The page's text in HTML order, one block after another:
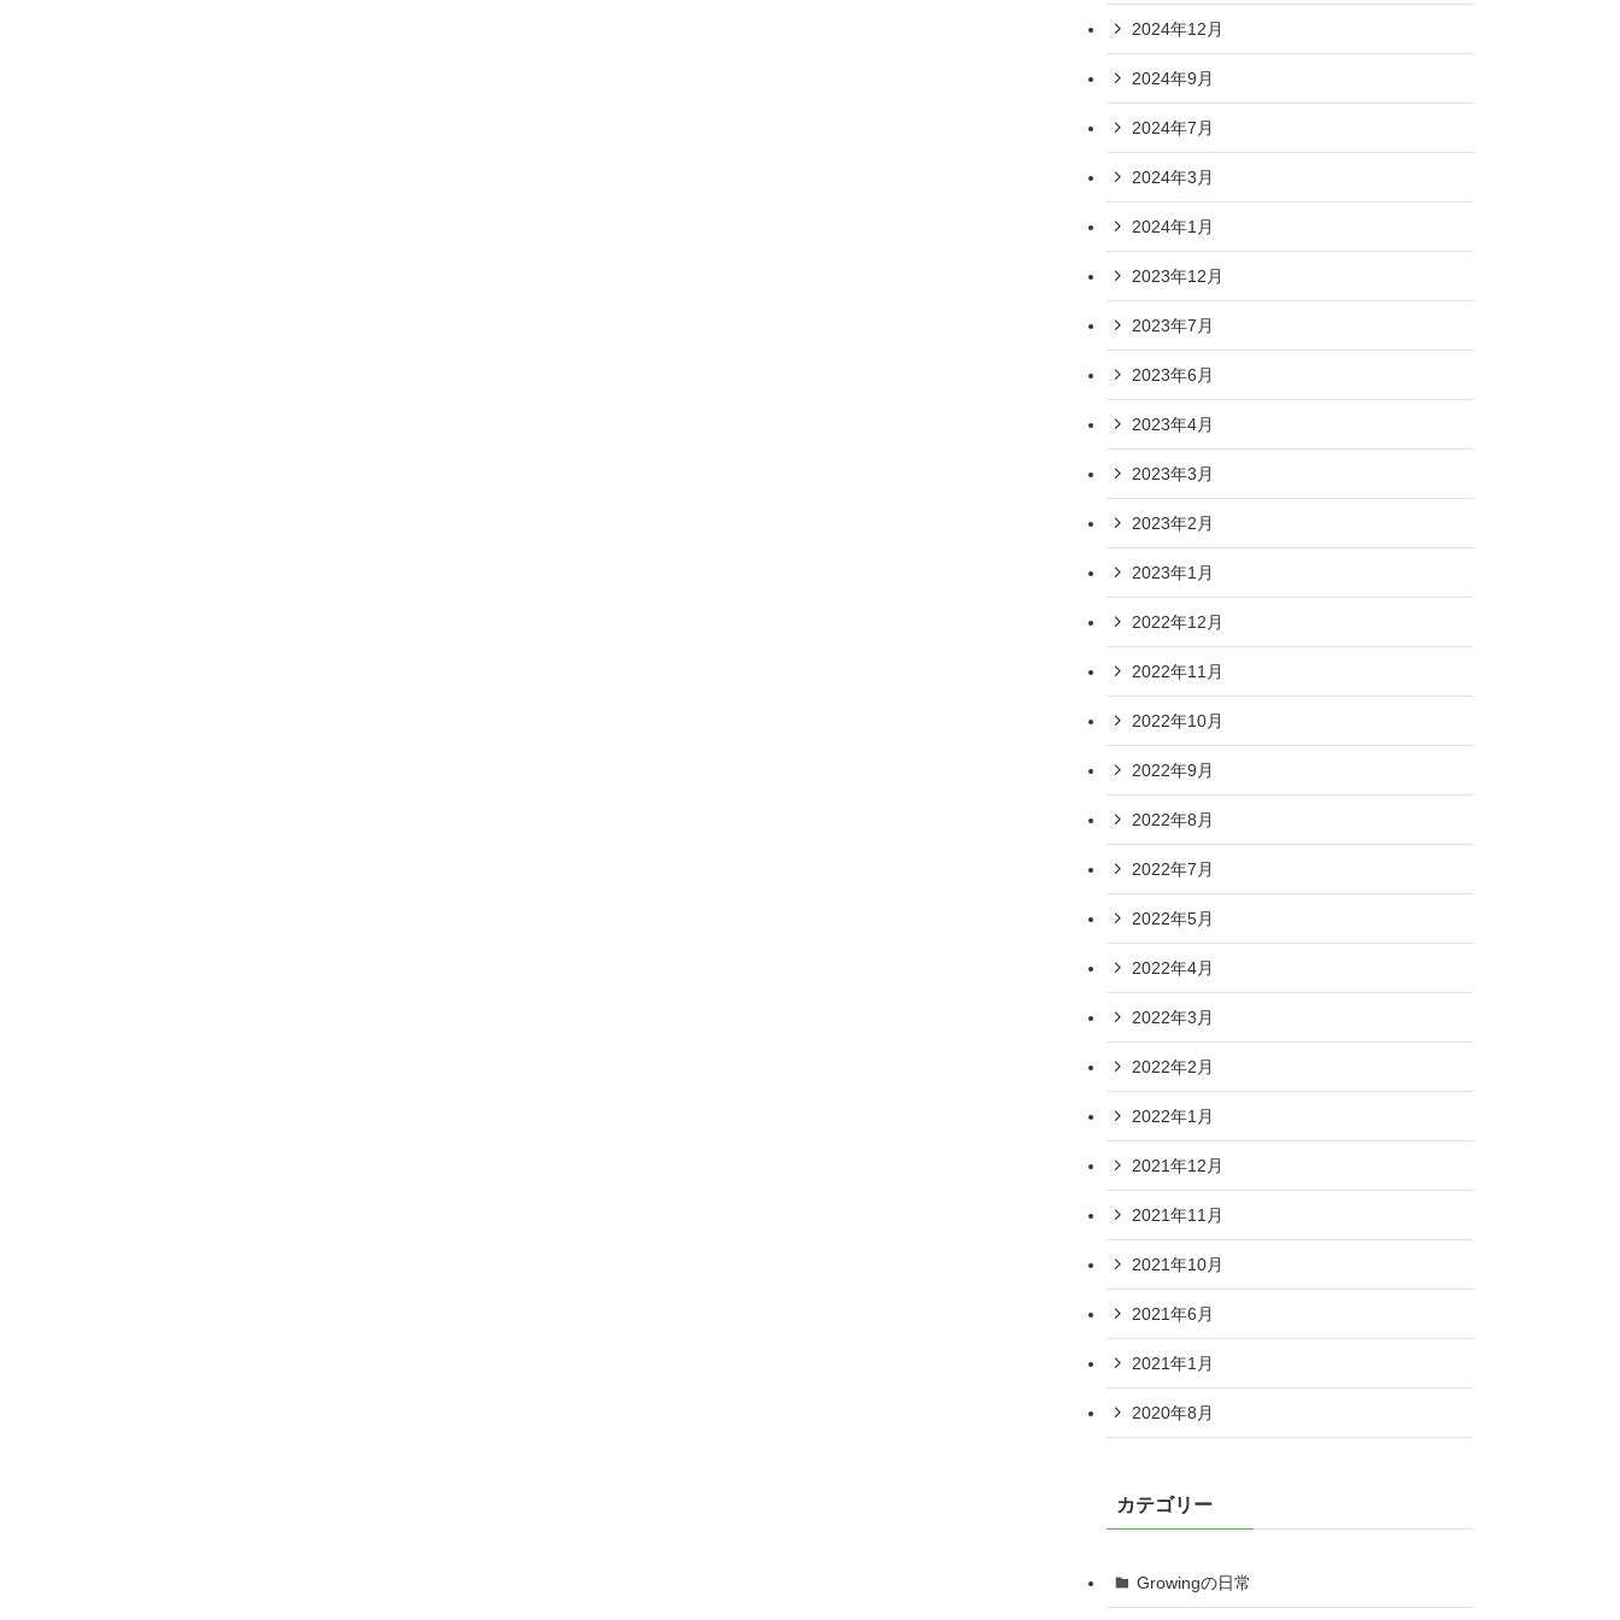
2024年12月
2024年9月
2024年7月
2024年3月
2024年1月
2023年12月
2023年7月
2023年6月
2023年4月
2023年3月
2023年2月
2023年1月
2022年12月
2022年11月
2022年10月
2022年9月
2022年8月
2022年7月
2022年5月
2022年4月
2022年3月
2022年2月
2022年1月
2021年12月
2021年11月
2021年10月
2021年6月
2021年1月
2020年8月
カテゴリー
Growingの日常